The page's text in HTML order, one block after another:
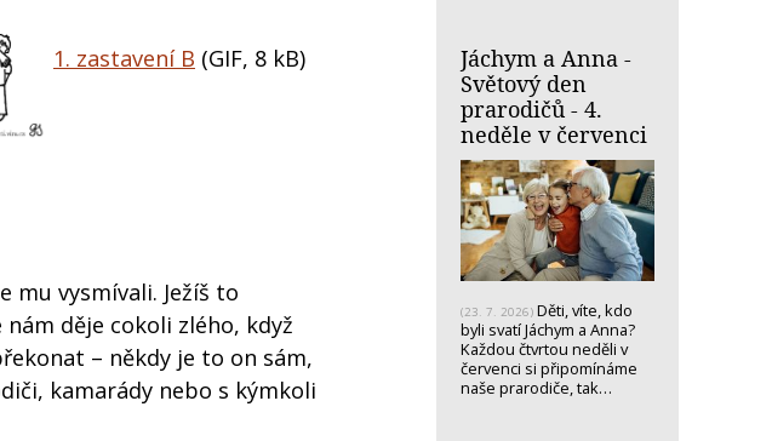
1. zastavení B (GIF, 8 kB)
mu vysmívali. Ježíš to
děje cokoli zlého, když
– někdy je to on sám,
kamarády nebo s kýmkoli
Jáchym a Anna -
Světový den
prarodičů - 4.
neděle v červenci
(23. 7. 2026) Děti, víte, kdo
byli svatí Jáchym a Anna?
Každou čtvrtou neděli v
červenci si připomínáme
naše prarodiče, tak…